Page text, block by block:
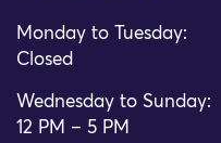
Monday to Tuesday:
Closed
Wednesday to Sunday:
12 PM – 5 PM